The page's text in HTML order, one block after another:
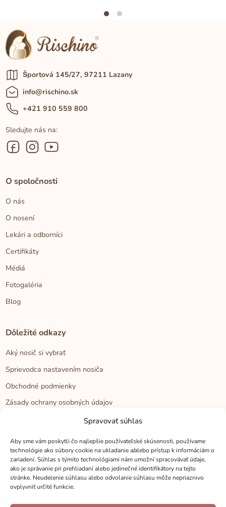
Spravovať súhlas
Aby sme vám poskytli čo najlepšie používateľské skúsenosti, používame
technológie ako súbory cookie na ukladanie a/alebo prístup k informáciám o
zariadení. Súhlas s týmito technológiami nám umožní spracovávať údaje,
ako je správanie pri prehliadaní alebo jedinečné identifikátory na tejto
stránke. Neudelenie súhlasu alebo odvolanie súhlasu môže nepriaznivo
ovplyvniť určité funkcie.
Športová 145/27, 97211 Lazany
info@rischino.sk
+421 910 559 800
Sledujte nás na:
O spoločnosti
O nás
O nosení
Lekári a odborníci
Certifikáty
Médiá
Fotogaléria
Blog
Dôležité odkazy
Aký nosič si vybrať
Sprievodca nastavením nosiča
Obchodné podmienky
Zásady ochrany osobných údajov
Kontakt
Kontakt
Zákaznícka podpora